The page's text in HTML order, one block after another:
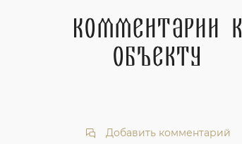
Комментарии к
объекту
Добавить комментарий